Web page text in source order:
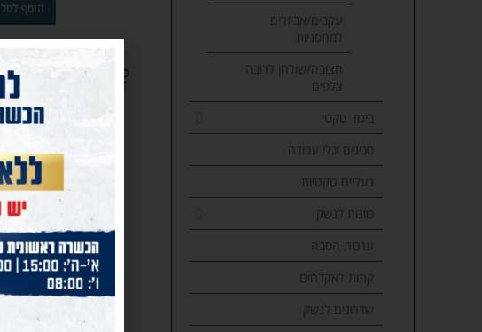
הוסף לסל
SOLD
OUT
עקבים/אביזרים
למחסניות
חצובה/שולחן לרובה
צלפים
ביגוד טקטי
סכינים וכלי עבודה
נעליים טקטיות
כוונות לנשק
ערכות הסבה
קתות לאקדחים
שדרוגים לנשק